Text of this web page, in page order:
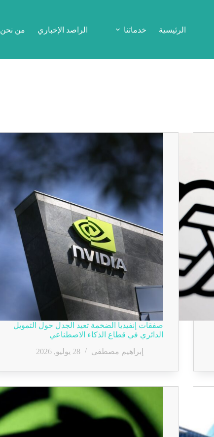
الرئيسية خدماتنا الراصد الإخباري من نحن
صفقات إنفيديا الضخمة تعيد الجدل حول التمويل
الدائري في قطاع الذكاء الاصطناعي
إبراهيم مصطفى
28 يوليو, 2026